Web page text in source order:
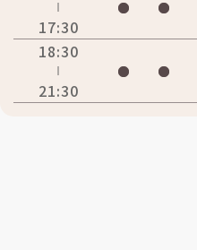
17:30
18:30
21:30